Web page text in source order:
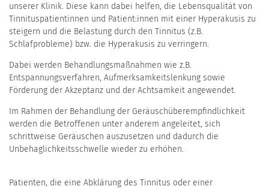
unserer Klinik. Diese kann dabei helfen, die Lebensqualität von
Tinnituspatientinnen und Patient:innen mit einer Hyperakusis zu
steigern und die Belastung durch den Tinnitus (z.B.
Schlafprobleme) bzw. die Hyperakusis zu verringern.
Dabei werden Behandlungsmaßnahmen wie z.B.
Entspannungsverfahren, Aufmerksamkeitslenkung sowie
Förderung der Akzeptanz und der Achtsamkeit angewendet.
Im Rahmen der Behandlung der Geräuschüberempfindlichkeit
werden die Betroffenen unter anderem angeleitet, sich
schrittweise Geräuschen auszusetzen und dadurch die
Unbehaglichkeitsschwelle wieder zu erhöhen.
Patienten, die eine Abklärung des Tinnitus oder einer